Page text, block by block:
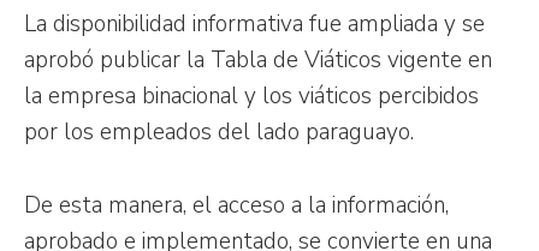
La disponibilidad informativa fue ampliada y se
aprobó publicar la Tabla de Viáticos vigente en
la empresa binacional y los viáticos percibidos
por los empleados del lado paraguayo.
De esta manera, el acceso a la información,
aprobado e implementado, se convierte en una